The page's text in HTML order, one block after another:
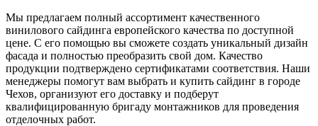
Мы предлагаем полный ассортимент качественного
винилового сайдинга европейского качества по доступной
цене. С его помощью вы сможете создать уникальный дизайн
фасада и полностью преобразить свой дом. Качество
продукции подтверждено сертификатами соответствия. Наши
менеджеры помогут вам выбрать и купить сайдинг в городе
Чехов, организуют его доставку и подберут
квалифицированную бригаду монтажников для проведения
отделочных работ.